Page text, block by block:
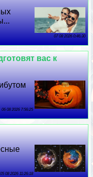
07 08 2026 0:46:30
вас к
06 08 2026 7:56:25
05 08 2026 11:26:18